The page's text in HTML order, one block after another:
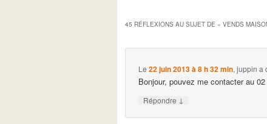
45 RÉFLEXIONS AU SUJET DE « VENDS
Le22 juin 2013 à 8 h 32 min,juppin a
Bonjour, pouvez me contacter au
Répondre ↓